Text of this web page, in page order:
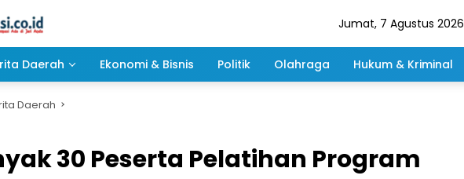
Jumat, 7 Agustus 2026
Daerah Ekonomi & Bisnis Politik Olahraga Hukum & Kriminal
Daerah
30 Peserta Pelatihan Program